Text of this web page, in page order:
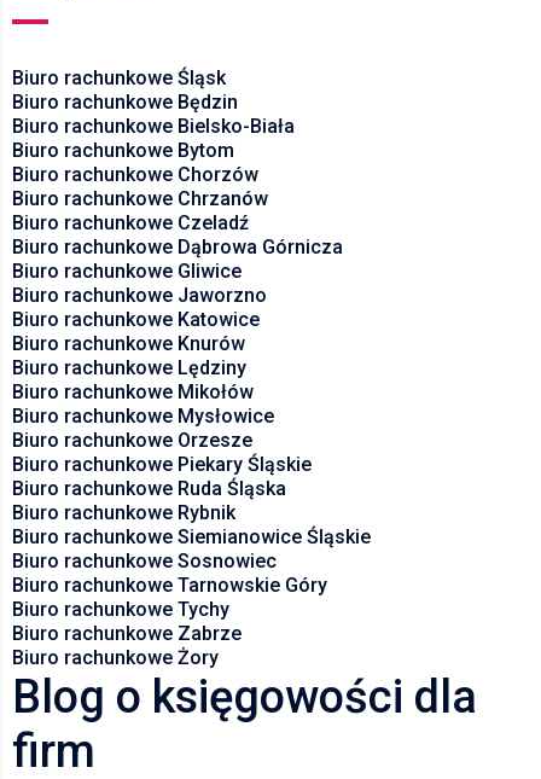
Biuro rachunkowe Śląsk
Biuro rachunkowe Będzin
Biuro rachunkowe Bielsko-Biała
Biuro rachunkowe Bytom
Biuro rachunkowe Chorzów
Biuro rachunkowe Chrzanów
Biuro rachunkowe Czeladź
Biuro rachunkowe Dąbrowa Górnicza
Biuro rachunkowe Gliwice
Biuro rachunkowe Jaworzno
Biuro rachunkowe Katowice
Biuro rachunkowe Knurów
Biuro rachunkowe Lędziny
Biuro rachunkowe Mikołów
Biuro rachunkowe Mysłowice
Biuro rachunkowe Orzesze
Biuro rachunkowe Piekary Śląskie
Biuro rachunkowe Ruda Śląska
Biuro rachunkowe Rybnik
Biuro rachunkowe Siemianowice Śląskie
Biuro rachunkowe Sosnowiec
Biuro rachunkowe Tarnowskie Góry
Biuro rachunkowe Tychy
Biuro rachunkowe Zabrze
Biuro rachunkowe Żory
Blog o księgowości dla
firm